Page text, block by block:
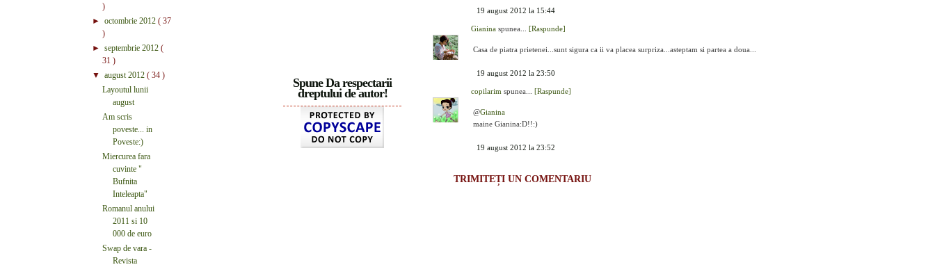
19 august 2012 la 15:44
Gianina spunea... [Raspunde]
Casa de piatra prietenei...sunt sigura ca ii va placea surpriza...asteptam si partea a doua...
19 august 2012 la 23:50
copilarim spunea... [Raspunde]
@Gianina
maine Gianina:D!!:)
19 august 2012 la 23:52
TRIMITEȚI UN COMENTARIU
Spune Da respectarii
dreptului de autor!
)
► octombrie 2012 ( 37
)
► septembrie 2012 (
31 )
▼ august 2012 ( 34 )
Layoutul lunii
august
Am scris
poveste... in
Poveste:)
Miercurea fara
cuvinte "
Bufnita
Inteleapta"
Romanul anului
2011 si 10
000 de euro
Swap de vara -
Revista